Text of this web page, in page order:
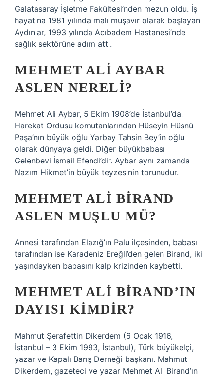
Galatasaray İşletme Fakültesi’nden mezun oldu. İş
hayatına 1981 yılında mali müşavir olarak başlayan
Aydınlar, 1993 yılında Acıbadem Hastanesi’nde
sağlık sektörüne adım attı.
MEHMET ALI AYBAR
ASLEN NERELI?
Mehmet Ali Aybar, 5 Ekim 1908’de İstanbul’da,
Harekat Ordusu komutanlarından Hüseyin Hüsnü
Paşa’nın büyük oğlu Yarbay Tahsin Bey’in oğlu
olarak dünyaya geldi. Diğer büyükbabası
Gelenbevi İsmail Efendi’dir. Aybar aynı zamanda
Nazım Hikmet’in büyük teyzesinin torunudur.
MEHMET ALI BIRAND
ASLEN MUŞLU MÜ?
Annesi tarafından Elazığ’ın Palu ilçesinden, babası
tarafından ise Karadeniz Ereğli’den gelen Birand, iki
yaşındayken babasını kalp krizinden kaybetti.
MEHMET ALI BIRAND’IN
DAYISI KIMDIR?
Mahmut Şerafettin Dikerdem (6 Ocak 1916,
İstanbul – 3 Ekim 1993, İstanbul), Türk büyükelçi,
yazar ve Kapalı Barış Derneği başkanı. Mahmut
Dikerdem, gazeteci ve yazar Mehmet Ali Birand’ın